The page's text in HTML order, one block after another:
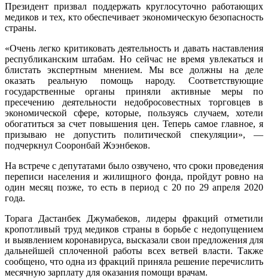
Президент призвал поддержать круглосуточно работающих
медиков и тех, кто обеспечивает экономическую безопасность
страны.
«Очень легко критиковать деятельность и давать наставления
республиканским штабам. Но сейчас не время увлекаться и
блистать экспертным мнением. Мы все должны на деле
оказать реальную помощь народу. Соответствующие
государственные органы приняли активные меры по
пресечению деятельности недобросовестных торговцев в
экономической сфере, которые, пользуясь случаем, хотели
обогатиться за счет повышения цен. Теперь самое главное, я
призываю не допустить политической спекуляции», —
подчеркнул Сооронбай Жээнбеков.
На встрече с депутатами было озвучено, что сроки проведения
переписи населения и жилищного фонда, пройдут ровно на
один месяц позже, то есть в период с 20 по 29 апреля 2020
года.
Торага Дастанбек Джумабеков, лидеры фракций отметили
кропотливый труд медиков страны в борьбе с недопущением
и выявлением коронавируса, высказали свои предложения для
дальнейшей сплоченной работы всех ветвей власти. Также
сообщено, что одна из фракций приняла решение перечислить
месячную зарплату для оказания помощи врачам.